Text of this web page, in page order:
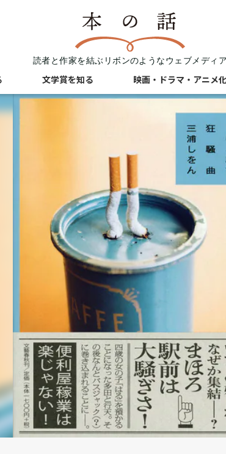
読者と作家を結ぶリボンのようなウェブメディア
文学賞を知る 映画・ドラマ・アニメ